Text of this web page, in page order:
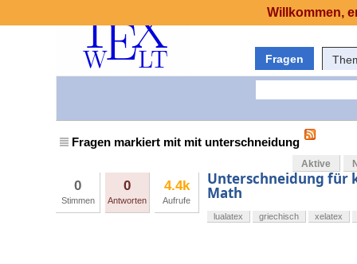
Fragen
Fragen markiert mit mit unterschneidung
Aktive
0
Stimmen
0
Antworten
4.4k
Aufrufe
Unterschneidung für
Math
lualatex griechisch xelatex
Willkommen,